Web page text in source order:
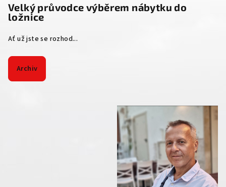
Velký průvodce výběrem nábytku do
ložnice
Ať už jste se rozhod...
Archiv